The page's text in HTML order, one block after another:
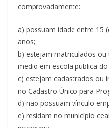
comprovadamente:
a) possuam idade entre 15
anos;
b) estejam matriculados ou
médio em escola pública
c) estejam cadastrados ou
no Cadastro Único para
d) não possuam vínculo
e) residam no município